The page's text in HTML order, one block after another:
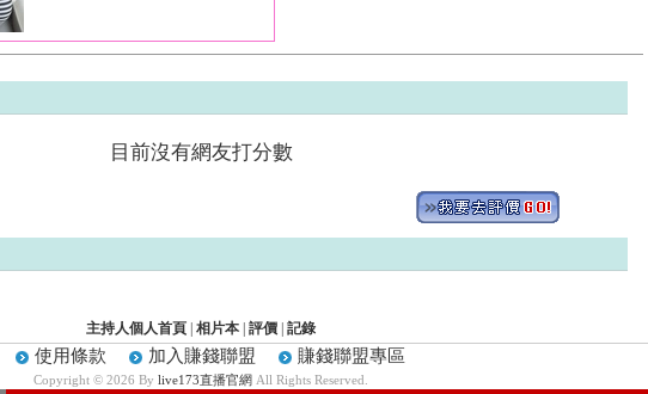
目前沒有網友打分數
主持人個人首頁 相片本 評價 記錄
使用條款 加入賺錢聯盟 賺錢聯盟專區
Copyright © 2026 By live173直播官網 All Rights Reserved.